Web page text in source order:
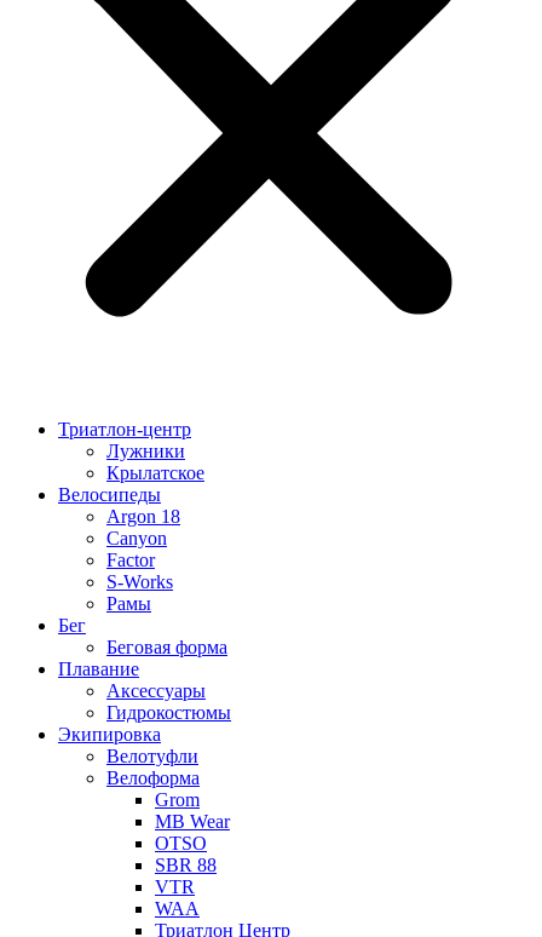
Триатлон-центр
Лужники
Крылатское
Велосипеды
Argon 18
Canyon
Factor
S-Works
Рамы
Бег
Беговая форма
Плавание
Аксессуары
Гидрокостюмы
Экипировка
Велотуфли
Велоформа
Grom
MB Wear
OTSO
SBR 88
VTR
WAA
Триатлон Центр